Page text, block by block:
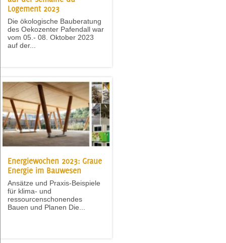
Logement 2023
Die ökologische Bauberatung
des Oekozenter Pafendall war
vom 05.- 08. Oktober 2023
auf der...
Energiewochen 2023: Graue
Energie im Bauwesen
Ansätze und Praxis-Beispiele
für klima- und
ressourcenschonendes
Bauen und Planen Die...